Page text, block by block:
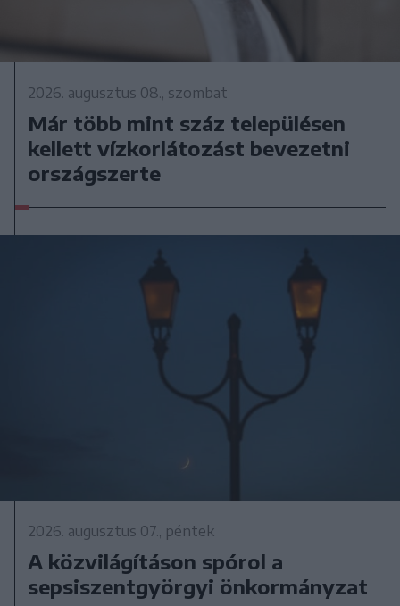
2026. augusztus 08., szombat
Már több mint száz településen
kellett vízkorlátozást bevezetni
országszerte
2026. augusztus 07., péntek
A közvilágításon spórol a
sepsiszentgyörgyi önkormányzat